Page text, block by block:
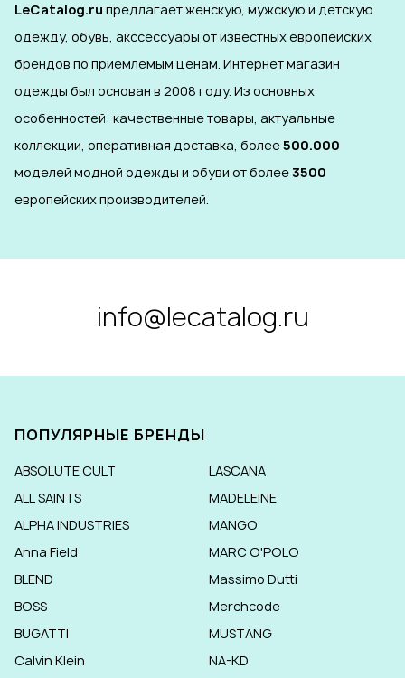
LeCatalog.ru предлагает женскую, мужскую и детскую
одежду, обувь, акссессуары от известных европейских
брендов по приемлемым ценам. Интернет магазин
одежды был основан в 2008 году. Из основных
особенностей: качественные товары, актуальные
коллекции, оперативная доставка, более500.000
моделей модной одежды и обуви от более3500
европейских производителей.
info@lecatalog.ru
ПОПУЛЯРНЫЕ БРЕНДЫ
ABSOLUTE CULT
ALL SAINTS
ALPHA INDUSTRIES
Anna Field
BLEND
BOSS
BUGATTI
Calvin Klein
LASCANA
MADELEINE
MANGO
MARC O'POLO
Massimo Dutti
Merchcode
MUSTANG
NA-KD